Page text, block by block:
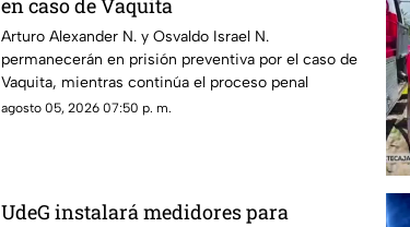
en caso de Vaquita
Arturo Alexander N. y Osvaldo Israel N.
permanecerán en prisión preventiva por el caso de
Vaquita, mientras continúa el proceso penal
agosto 05, 2026 07:50 p. m.
UdeG instalará medidores para